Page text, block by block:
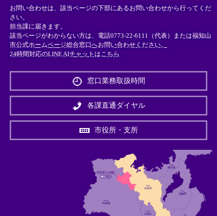
お問い合わせは、該当ページの下部にあるお問い合わせから行ってくだ
さい。
担当課に届きます。
該当ページがわからない方は、電話0773-22-6111（代表）または福知山
市公式ホームページ総合窓口へお問い合わせください。
24時間対応のLINE AIチャットはこちら
外
リ
ン
＞
窓口業務取扱時間
各課直通ダイヤル
市役所・支所